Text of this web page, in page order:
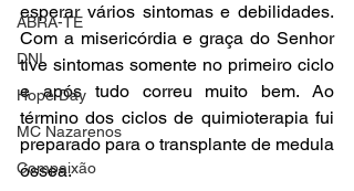
ABRA-TE
DNI
Hope Day
MC Nazarenos
Compaixão
esperar vários sintomas e debilidades.
Com a misericórdia e graça do Senhor
tive sintomas somente no primeiro ciclo
e após tudo correu muito bem. Ao
término dos ciclos de quimioterapia fui
preparado para o transplante de medula
óssea.